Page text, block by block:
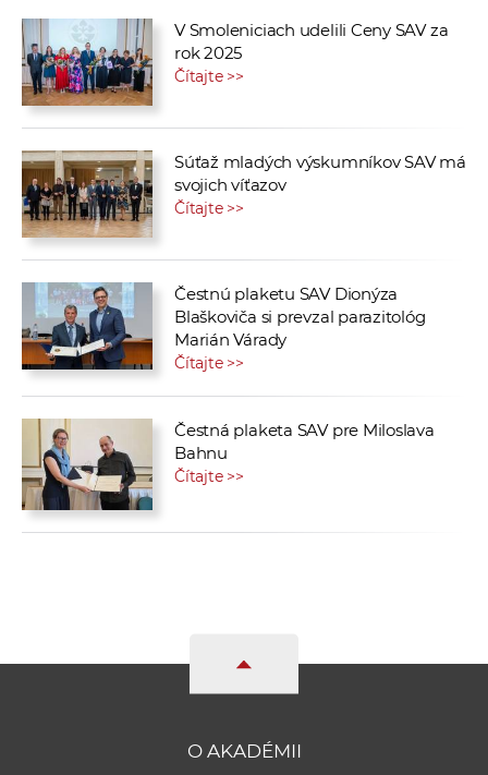
V Smoleniciach udelili Ceny SAV za
rok 2025
Čítajte >>
Súťaž mladých výskumníkov SAV má
svojich víťazov
Čítajte >>
Čestnú plaketu SAV Dionýza
Blaškoviča si prevzal parazitológ
Marián Várady
Čítajte >>
Čestná plaketa SAV pre Miloslava
Bahnu
Čítajte >>
O AKADÉMII